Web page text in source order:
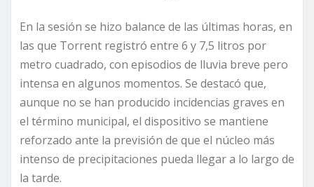
En la sesión se hizo balance de las últimas horas, en
las que Torrent registró entre 6 y 7,5 litros por
metro cuadrado, con episodios de lluvia breve pero
intensa en algunos momentos. Se destacó que,
aunque no se han producido incidencias graves en
el término municipal, el dispositivo se mantiene
reforzado ante la previsión de que el núcleo más
intenso de precipitaciones pueda llegar a lo largo de
la tarde.